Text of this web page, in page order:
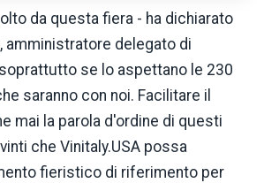
da questa fiera - ha dichiarato
, amministratore delegato di
se lo aspettano le 230
saranno con noi. Facilitare il
mai la parola d'ordine di questi
che Vinitaly.USA possa
fieristico di riferimento per